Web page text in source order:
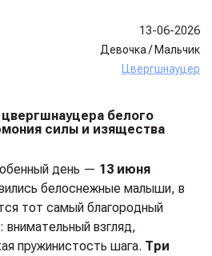
13-06-2026
Девочка / Мальчик
Цвергшнауцер
белого
силы и изящества
день — 13 июня
белоснежные малыши, в
тот самый благородный
внимательный взгляд,
пружинистость шага. Три